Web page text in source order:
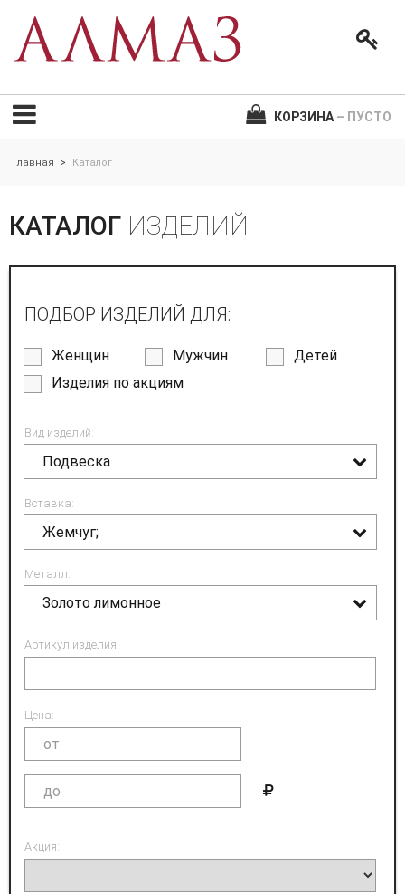
КОРЗИНА – ПУСТО
Главная > Каталог
КАТАЛОГ ИЗДЕЛИЙ
ПОДБОР ИЗДЕЛИЙ ДЛЯ:
Женщин Мужчин
Детей
Изделия по акциям
Вид изделий:
Подвеска
Вставка:
Жемчуг;
Металл:
Золото лимонное
Артикул изделия:
Цена:
Акция: